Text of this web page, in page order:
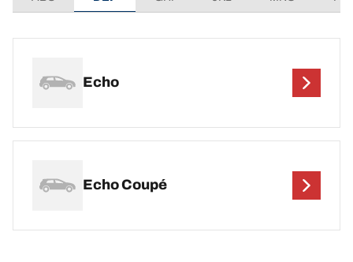
Echo
Echo Coupé